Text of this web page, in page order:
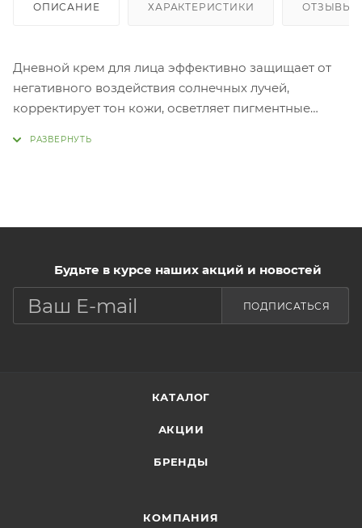
ОПИСАНИЕ ХАРАКТЕРИСТИКИ ОТЗЫВЫ
Дневной крем для лица эффективно защищает от
негативного воздействия солнечных лучей,
корректирует тон кожи, осветляет пигментные
солодки снимает покраснения и раздражения,
пигментных пятен. Масло кунжута восстанавливает
кожу, устраняет сухость и шелушения. Можно
использовать в качестве базы под
Будьте в курсе наших акций и новостей
ПОДПИСАТЬСЯ
КАТАЛОГ
АКЦИИ
БРЕНДЫ
КОМПАНИЯ